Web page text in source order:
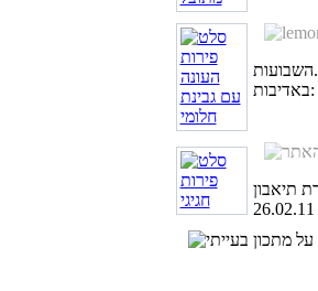
השבועות.
באדיבות: